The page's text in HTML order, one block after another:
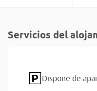
Servicios del
Dispone de